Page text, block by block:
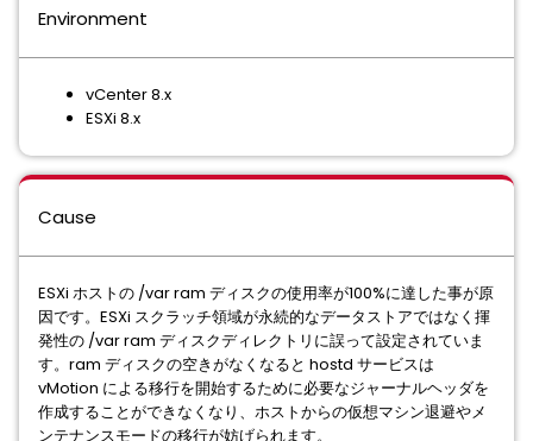
Environment
vCenter 8.x
ESXi 8.x
Cause
ESXi ホストの /var ram ディスクの使用率が100%に達した事が原
因です。ESXi スクラッチ領域が永続的なデータストアではなく揮
発性の /var ram ディスクディレクトリに誤って設定されていま
す。ram ディスクの空きがなくなると hostd サービスは
vMotion による移行を開始するために必要なジャーナルヘッダを
作成することができなくなり、ホストからの仮想マシン退避やメ
ンテナンスモードの移行が妨げられます。